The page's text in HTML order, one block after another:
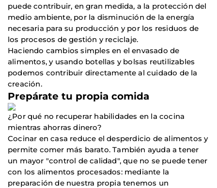
puede contribuir, en gran medida, a la protección del
medio ambiente, por la disminución de la energía
necesaria para su producción y por los residuos de
los procesos de gestión y reciclaje.
Haciendo cambios simples en el envasado de
alimentos, y usando botellas y bolsas reutilizables
podemos contribuir directamente al cuidado de la
creación.
Prepárate tu propia comida
¿Por qué no recuperar habilidades en la cocina
mientras ahorras dinero?
Cocinar en casa reduce el desperdicio de alimentos y
permite comer más barato. También ayuda a tener
un mayor "control de calidad", que no se puede tener
con los alimentos procesados: mediante la
preparación de nuestra propia tenemos un